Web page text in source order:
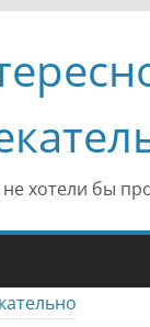
хотели бы